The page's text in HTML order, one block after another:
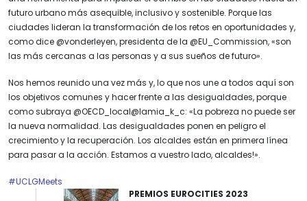
futuro urbano más asequible, inclusivo y sostenible. Porque las
ciudades lideran la transformación de los retos en oportunidades y,
como dice @vonderleyen, presidenta de la @EU_Commission, «son
las más cercanas a las personas y a sus sueños de futuro».
Nos hemos reunido una vez más y, lo que nos une a todos aquí son
los objetivos comunes y hacer frente a las desigualdades, porque
como subraya @OECD_local@lamia_k_c: «La pobreza no puede ser
la nueva normalidad. Las desigualdades ponen en peligro el
crecimiento y la recuperación. Los alcaldes están en primera línea
para pasar a la acción. Estamos a vuestro lado, alcaldes!».
#UCLGMeets
PREMIOS EUROCITIES 2023